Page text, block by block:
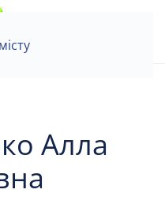
Алла